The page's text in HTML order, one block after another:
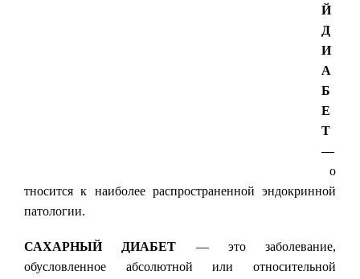
Й
Д
И
А
Б
Е
Т
—
о
тносится к наиболее распространенной эндокринной
патологии.
САХАРНЫЙ ДИАБЕТ — это заболевание,
обусловленное абсолютной или относительной